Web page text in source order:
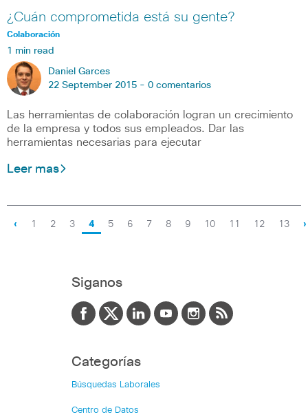
¿Cuán comprometida está su gente?
Colaboración
1 min read
Daniel Garces
22 September 2015 - 0 comentarios
Las herramientas de colaboración logran un crecimiento
de la empresa y todos sus empleados. Dar las
herramientas necesarias para ejecutar
Leer mas
‹ 1 2 3 4 5 6 7 8 9 10 11 12 13 ›
Siganos
Categorías
Búsquedas Laborales
Centro de Datos